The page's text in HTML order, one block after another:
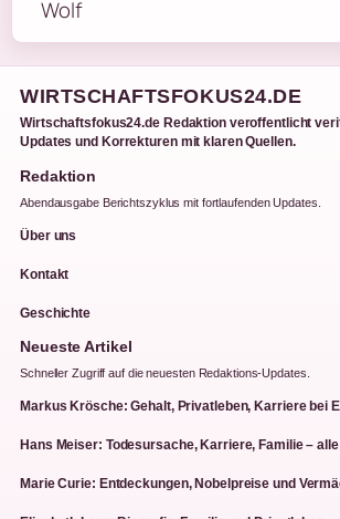
WIRTSCHAFTSFOKUS24.DE
Wirtschaftsfokus24.de Redaktion veroffentlicht
Updates und Korrekturen mit klaren Quellen.
Redaktion
Abendausgabe Berichtszyklus mit fortlaufenden Updates.
Über uns
Kontakt
Geschichte
Neueste Artikel
Schneller Zugriff auf die neuesten Redaktions-Updates.
Markus Krösche: Gehalt, Privatleben, Karriere bei
Hans Meiser: Todesursache, Karriere, Familie –
Marie Curie: Entdeckungen, Nobelpreise und